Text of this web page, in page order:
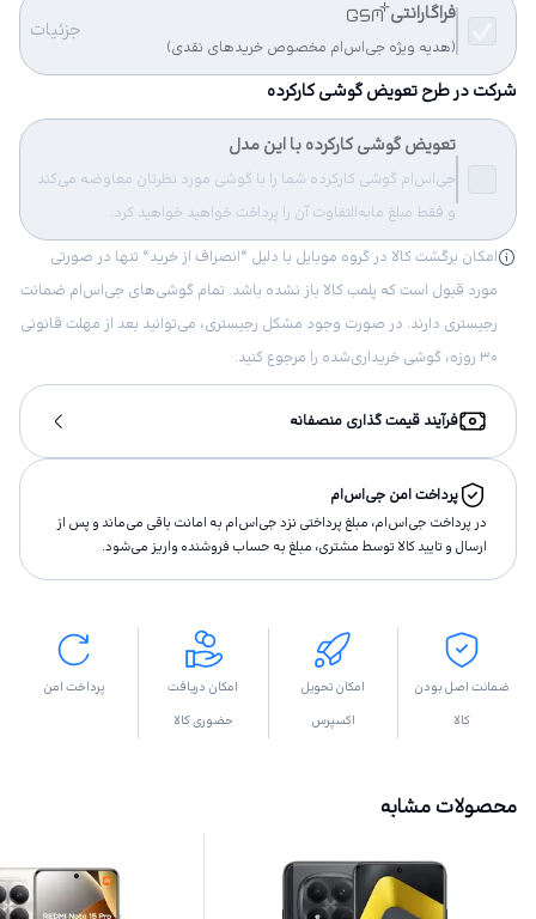
فراگارانتی
(هدیه ویژه جی‌اس‌ام مخصوص خریدهای نقدی)
جزئیات
شرکت در طرح تعویض گوشی کارکرده
تعویض گوشی کارکرده با این مدل
جی‌اس‌ام گوشی کارکرده شما را با گوشی مورد نظرتان معاوضه می‌کند
و فقط مبلغ مابه‌التفاوت آن را پرداخت خواهید خواهید کرد.
امکان برگشت کالا در گروه موبایل با دلیل “انصراف از خرید“ تنها در صورتی
مورد قبول است که پلمب کالا باز نشده باشد. تمام گوشی‌های جی‌اس‌ام ضمانت
رجیستری دارند. در صورت وجود مشکل رجیستری، می‌توانید بعد از مهلت قانونی
۳۰ روزه، گوشی خریداری‌شده را مرجوع کنید.
فرآیند قیمت گذاری منصفانه
پرداخت امن جی‌اس‌ام
در پرداخت جی‌اس‌ام، مبلغ پرداختى نزد جی‌اس‌ام به امانت باقى مى‌ماند و پس از
ارسال و تاييد كالا توسط مشتری، مبلغ به حساب فروشنده واريز مى‌شود.
ضمانت اصل بودن
کالا
امکان تحویل
اکسپرس
امکان دریافت
حضوری کالا
پرداخت امن
محصولات مشابه